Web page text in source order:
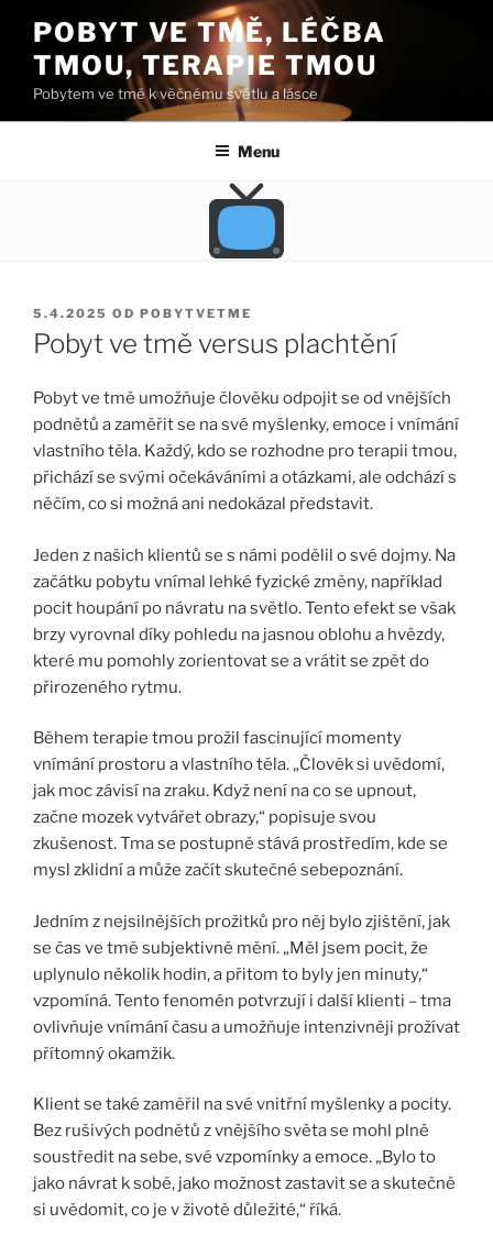
obsahu
webu
POBYT VE TMĚ, LÉČBA
TMOU, TERAPIE TMOU
Pobytem ve tmě k věčnému světlu a lásce
Menu
PUBLIKOVÁNO
5.4.2025 OD POBYTVETME
Pobyt ve tmě versus plachtění
Pobyt ve tmě umožňuje člověku odpojit se od vnějších
podnětů a zaměřit se na své myšlenky, emoce i vnímání
vlastního těla. Každý, kdo se rozhodne pro terapii tmou,
přichází se svými očekáváními a otázkami, ale odchází s
něčím, co si možná ani nedokázal představit.
Jeden z našich klientů se s námi podělil o své dojmy. Na
začátku pobytu vnímal lehké fyzické změny, například
pocit houpání po návratu na světlo. Tento efekt se však
brzy vyrovnal díky pohledu na jasnou oblohu a hvězdy,
které mu pomohly zorientovat se a vrátit se zpět do
přirozeného rytmu.
Během terapie tmou prožil fascinující momenty
vnímání prostoru a vlastního těla. „Člověk si uvědomí,
jak moc závisí na zraku. Když není na co se upnout,
začne mozek vytvářet obrazy,“ popisuje svou
zkušenost. Tma se postupně stává prostředím, kde se
mysl zklidní a může začít skutečné sebepoznání.
Jedním z nejsilnějších prožitků pro něj bylo zjištění, jak
se čas ve tmě subjektivně mění. „Měl jsem pocit, že
uplynulo několik hodin, a přitom to byly jen minuty,“
vzpomíná. Tento fenomén potvrzují i další klienti – tma
ovlivňuje vnímání času a umožňuje intenzivněji prožívat
přítomný okamžik.
Klient se také zaměřil na své vnitřní myšlenky a pocity.
Bez rušivých podnětů z vnějšího světa se mohl plně
soustředit na sebe, své vzpomínky a emoce. „Bylo to
jako návrat k sobě, jako možnost zastavit se a skutečně
si uvědomit, co je v životě důležité,“ říká.